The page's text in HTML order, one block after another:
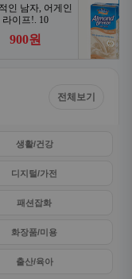
전체보기
생활/건강
디지털/가전
패션잡화
화장품/미용
출산/육아